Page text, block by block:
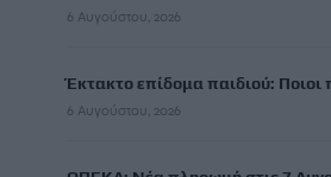
6 Αυγούστου, 2026
Έκτακτο επίδομα παιδιού: Ποιοι
6 Αυγούστου, 2026